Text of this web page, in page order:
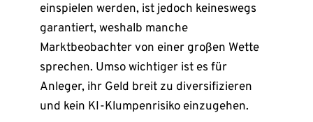
einspielen werden, ist jedoch keineswegs
garantiert, weshalb manche
Marktbeobachter von einer großen Wette
sprechen. Umso wichtiger ist es für
Anleger, ihr Geld breit zu diversifizieren
und kein KI-Klumpenrisiko einzugehen.